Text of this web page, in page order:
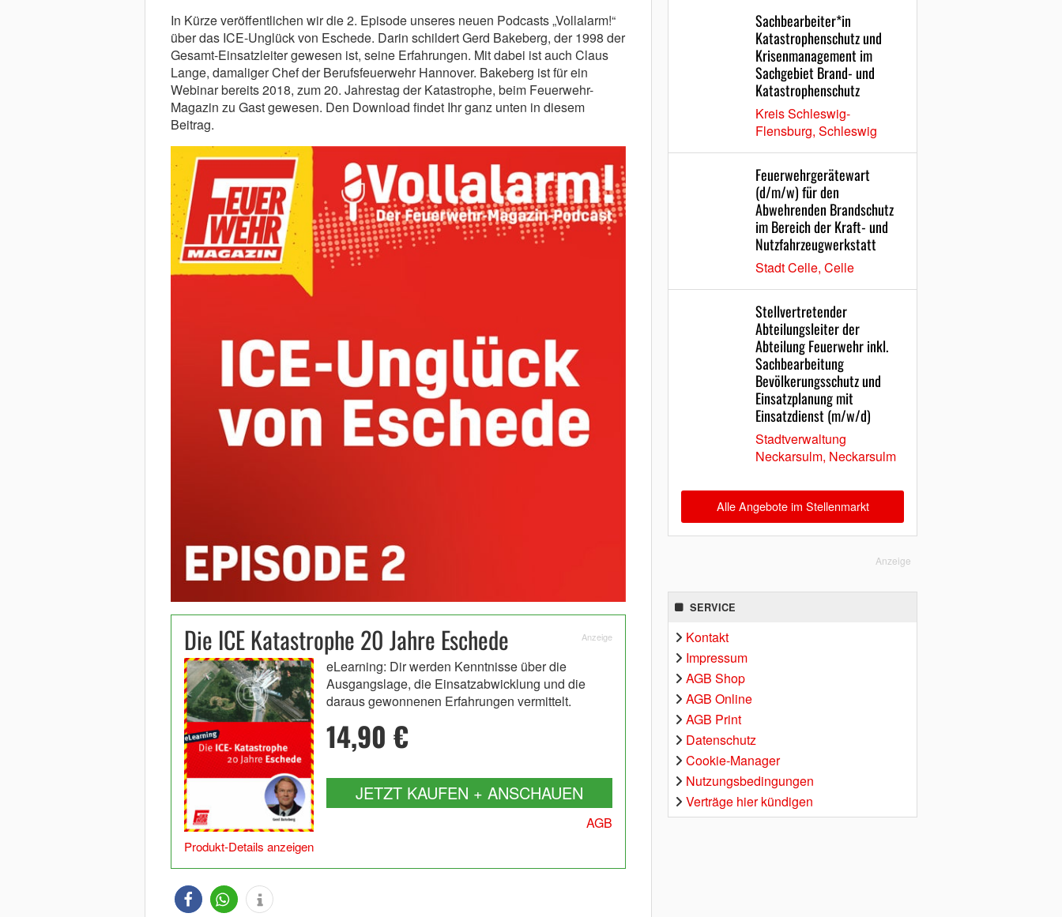
In Kürze veröffentlichen wir die 2. Episode unseres neuen Podcasts „Vollalarm!“
über das ICE-Unglück von Eschede. Darin schildert Gerd Bakeberg, der 1998 der
Gesamt-Einsatzleiter gewesen ist, seine Erfahrungen. Mit dabei ist auch Claus
Lange, damaliger Chef der Berufsfeuerwehr Hannover. Bakeberg ist für ein
Webinar bereits 2018, zum 20. Jahrestag der Katastrophe, beim Feuerwehr-
Magazin zu Gast gewesen. Den Download findet Ihr ganz unten in diesem
Beitrag.
Die ICE Katastrophe 20 Jahre Eschede Anzeige
Produkt-Details anzeigen
eLearning: Dir werden Kenntnisse über die
Ausgangslage, die Einsatzabwicklung und die
daraus gewonnenen Erfahrungen vermittelt.
14,90 €
JETZT KAUFEN + ANSCHAUEN
AGB
Sachbearbeiter*in
Katastrophenschutz und
Krisenmanagement im
Sachgebiet Brand- und
Katastrophenschutz
Kreis Schleswig-
Flensburg, Schleswig
Feuerwehrgerätewart
(d/m/w) für den
Abwehrenden Brandschutz
im Bereich der Kraft- und
Nutzfahrzeugwerkstatt
Stadt Celle, Celle
Stellvertretender
Abteilungsleiter der
Abteilung Feuerwehr inkl.
Sachbearbeitung
Bevölkerungsschutz und
Einsatzplanung mit
Einsatzdienst (m/w/d)
Stadtverwaltung
Neckarsulm, Neckarsulm
Alle Angebote im Stellenmarkt
Anzeige
SERVICE
Kontakt
Impressum
AGB Shop
AGB Online
AGB Print
Datenschutz
Cookie-Manager
Nutzungsbedingungen
Verträge hier kündigen